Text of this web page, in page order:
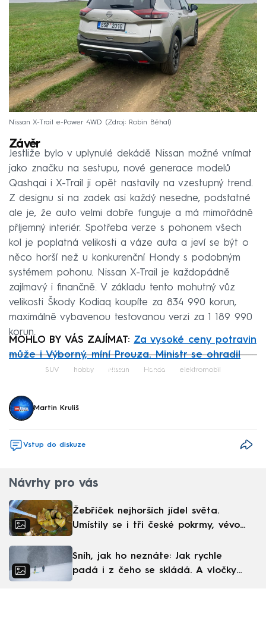
Nissan X-Trail e-Power 4WD Zdroj: Robin Běhal
Závěr
Jestliže bylo v uplynulé dekádě Nissan možné vnímat
jako značku na sestupu, nové generace modelů
Qashqai i X-Trail ji opět nastavily na vzestupný trend.
Z designu si na zadek asi každý nesedne, podstatné
ale je, že auto velmi dobře funguje a má mimořádně
příjemný interiér. Spotřeba verze s pohonem všech
kol je poplatná velikosti a váze auta a jeví se být o
něco horší než u konkurenční Hondy s podobným
systémem pohonu. Nissan X-Trail je každopádně
zajímavý i finančně. V základu tento mohutný vůz
velikosti Škody Kodiaq koupíte za 834 990 korun,
maximálně vybavenou testovanou verzi za 1 189 990
korun.
MOHLO BY VÁS ZAJÍMAT: Za vysoké ceny potravin
může i Výborný, míní Prouza. Ministr se ohradil
Failed to fetch
SUV hobby Nissan Honda elektromobil
Martin Kruliš
Vstup do diskuze
Návrhy pro vás
Žebříček nejhorších jídel světa.
Umístily se i tři české pokrmy, vévodí
Sníh, jak ho neznáte: Jak rychle
padá i z čeho se skládá. A vločky